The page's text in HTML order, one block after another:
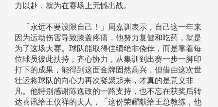
力以赴，就为在赛场上无憾出战。
「永远不要设限自己！」周嘉训表示，自己这一年来
因为运动伤害导致膝盖疼痛，他努力复健和吃药，就是
为了这场大赛。球队能取得佳绩绝非侥倖，而是靠着每
位球员彼此扶持，齐心协力，从集训到出赛一步一脚印
打下的成果，能得到这面金牌固然高兴，但借由这次世
壮运将球队的向心力再次凝聚起来，才真的是意义非
凡。他特别感谢陈逸政的一路支持，也不忘在获奖后转
达喜讯给王仪祥的夫人，「这份荣耀献给王总教练，他